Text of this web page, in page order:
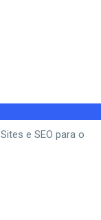
e SEO para o